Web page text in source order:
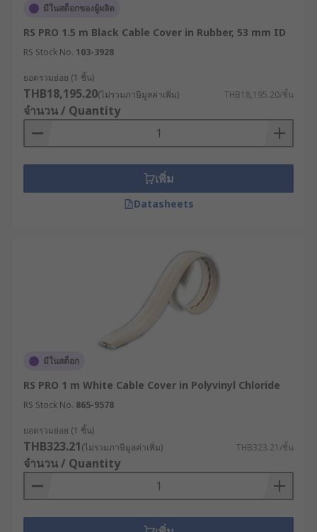
ความเสี่ยงที่สายไฟจะถูกดึงหรือทำลายจากผู้รู้
เท่าไม่ถึงการณ์
เลือกซื้อรางเก็บสายไฟ (Cable
Cover) เกรดอุตสาหกรรม รับ
ประกันคุณภาพสูงได้ที่ RS
หากคุณกำลังมองหาโซลูชันเพื่อการจัดการสายไฟ ทั้ง
รางเก็บสายไฟติดผนังและรางเก็บสายไฟแบบวางพื้น ที่
RS เราคือศูนย์รวมอุปกรณ์จัดเก็บและปกป้องสายไฟ
(Cable Management) มาตรฐานระดับสากล
หากสนใจสามารถตรวจสอบสเปก เปรียบเทียบ
และสั่งซื้อออนไลน์ได้ในราคาปลีก-ราคา
ส่ง ผ่านเว็บไซต์ RS ได้ตลอด 24 ชั่วโมง พร้อมบริการจัด
ส่งที่รวดเร็ว เพื่อรองรับทุกความต้องการด้านการ
ปกป้องสายไฟของคุณอย่างครบวงจร
มีในสต็อกของผู้ผลิต
RS PRO 1.5 m Black Cable Cover in Rubber, 53 mm ID
RS Stock No. 103-3928
ยอดรวมย่อย (1 ชิ้น)
THB18,195.20(ไม่รวมภาษีมูลค่าเพิ่ม) THB18,195.20/ชิ้น
จำนวน / Quantity
เพิ่ม
Datasheets
มีในสต็อก
RS PRO 1 m White Cable Cover in Polyvinyl Chloride
RS Stock No. 865-9578
ยอดรวมย่อย (1 ชิ้น)
THB323.21(ไม่รวมภาษีมูลค่าเพิ่ม) THB323.21/ชิ้น
จำนวน / Quantity